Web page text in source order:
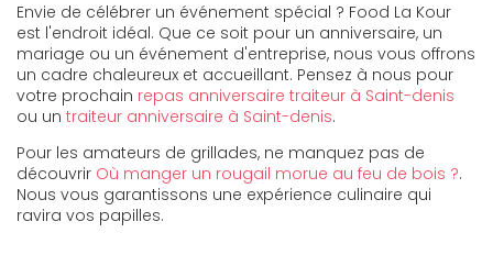
Envie de célébrer un événement spécial ? Food La Kour
est l'endroit idéal. Que ce soit pour un anniversaire, un
mariage ou un événement d'entreprise, nous vous offrons
un cadre chaleureux et accueillant. Pensez à nous pour
votre prochain repas anniversaire traiteur à Saint-denis
ou un traiteur anniversaire à Saint-denis.
Pour les amateurs de grillades, ne manquez pas de
découvrir Où manger un rougail morue au feu de bois ?.
Nous vous garantissons une expérience culinaire qui
ravira vos papilles.